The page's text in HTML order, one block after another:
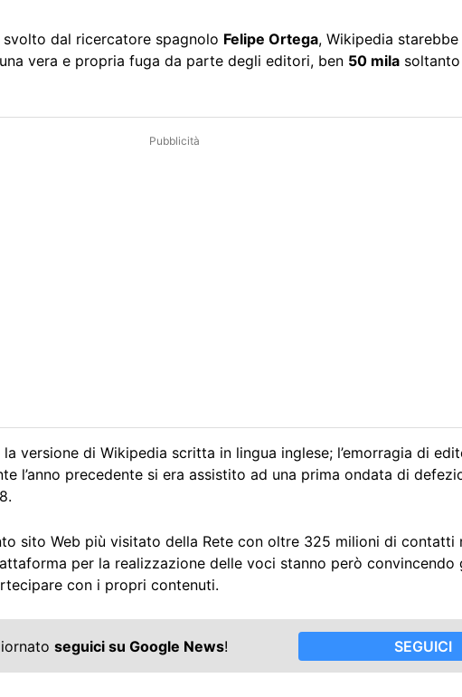
dal ricercatore spagnolo Felipe Ortega, Wikipedia
vera e propria fuga da parte degli editori, ben 50 mila
Pubblicità
versione di Wikipedia scritta in lingua inglese; l’emorragia di
l’anno precedente si era assistito ad una prima ondata di
sito Web più visitato della Rete con oltre 325 milioni di contatti
per la realizzazione delle voci stanno però convincendo
con i propri contenuti.
seguici su Google News! SEGUICI